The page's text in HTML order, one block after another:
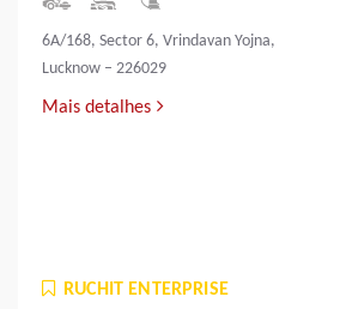
6A/168, Sector 6, Vrindavan Yojna,
Lucknow – 226029
Mais detalhes
RUCHIT ENTERPRISE